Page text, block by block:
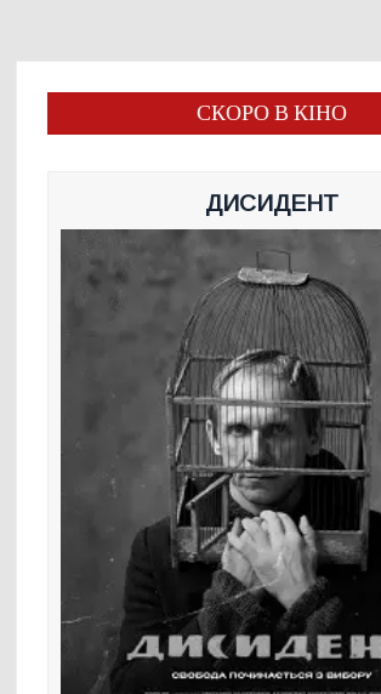
СКОРО В КІНО
ДИСИДЕНТ